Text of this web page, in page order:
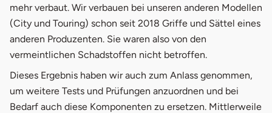
mehr verbaut. Wir verbauen bei unseren anderen Modellen
(City und Touring) schon seit 2018 Griffe und Sättel eines
anderen Produzenten. Sie waren also von den
vermeintlichen Schadstoffen nicht betroffen.
Dieses Ergebnis haben wir auch zum Anlass genommen,
um weitere Tests und Prüfungen anzuordnen und bei
Bedarf auch diese Komponenten zu ersetzen. Mittlerweile